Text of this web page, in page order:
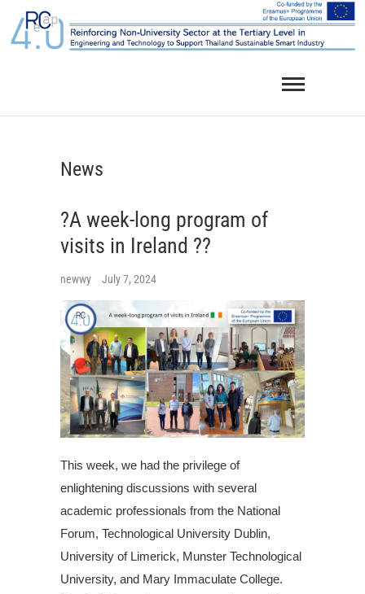
content
News
?A week-long program of
visits in Ireland ??
newwy July 7, 2024
This week, we had the privilege of
enlightening discussions with several
academic professionals from the National
Forum, Technological University Dublin,
University of Limerick, Munster Technological
University, and Mary Immaculate College.